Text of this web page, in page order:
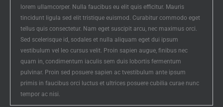
lorem ullamcorper. Nulla faucibus eu elit quis efficitur. Mauris
tincidunt ligula sed elit tristique euismod. Curabitur commodo eget
tellus quis consectetur. Nam eget suscipit arcu, nec maximus orci.
Sed scelerisque id, sodales et nulla aliquam eget dui ipsum
vestibulum vel leo cursus velit. Proin sapien augue, finibus nec
quam in, condimentum iaculis sem duis lobortis fermentum
pulvinar. Proin sed posuere sapien ac tvestibulum ante ipsum
primis in faucibus orci luctus et ultrices posuere cubilia curae nunc
tempor ac nisi.